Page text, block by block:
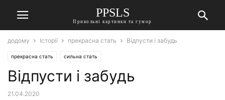
PPSLS
Прикольні картинки та гумор
додому Історії прекрасна стать Відпусти і забудь
прекрасна стать сильна стать
Відпусти і забудь
21.04.2020